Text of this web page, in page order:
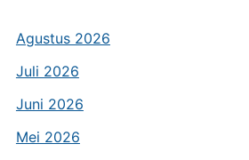
Agustus 2026
Juli 2026
Juni 2026
Mei 2026